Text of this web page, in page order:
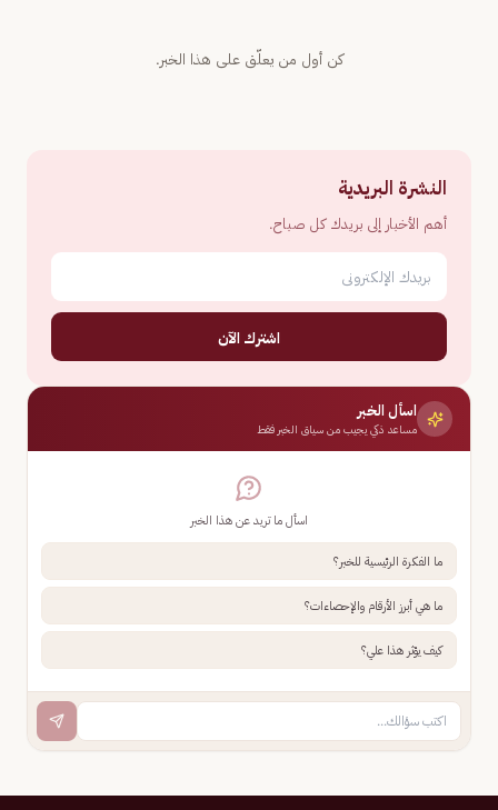
كن أول من يعلّق على هذا الخبر.
النشرة البريدية
أهم الأخبار إلى بريدك كل صباح.
اشترك الآن
اسأل الخبر
مساعد ذكي يجيب من سياق الخبر فقط
اسأل ما تريد عن هذا الخبر
ما الفكرة الرئيسية للخبر؟
ما هي أبرز الأرقام والإحصاءات؟
كيف يؤثر هذا علي؟